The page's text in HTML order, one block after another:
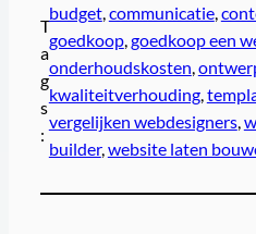
T
a
g
s
:
budget, communicatie,
goedkoop, goedkoop een
onderhoudskosten,
kwaliteitverhouding,
vergelijken webdesigners,
builder, website laten